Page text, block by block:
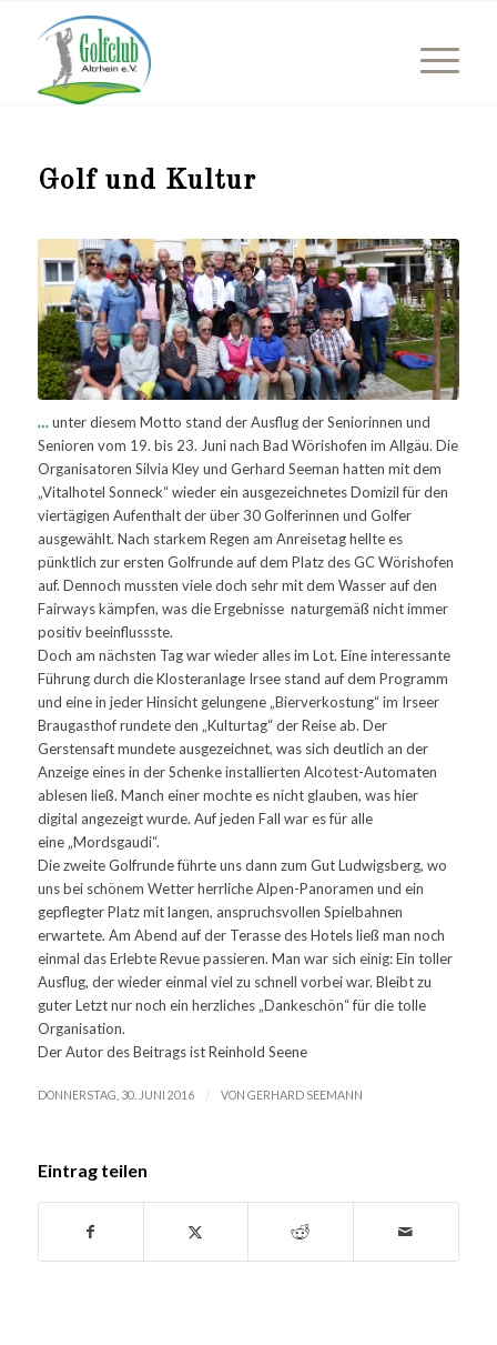
Golf und Kultur
…unter diesem Motto stand der Ausflug der Seniorinnen und
Senioren vom 19. bis 23. Juni nach Bad Wörishofen im Allgäu. Die
Organisatoren Silvia Kley und Gerhard Seeman hatten mit dem
„Vitalhotel Sonneck“ wieder ein ausgezeichnetes Domizil für den
viertägigen Aufenthalt der über 30 Golferinnen und Golfer
ausgewählt. Nach starkem Regen am Anreisetag hellte es
pünktlich zur ersten Golfrunde auf dem Platz des GC Wörishofen
auf. Dennoch mussten viele doch sehr mit dem Wasser auf den
Fairways kämpfen, was die Ergebnisse naturgemäß nicht immer
positiv beeinflussste.
Doch am nächsten Tag war wieder alles im Lot. Eine interessante
Führung durch die Klosteranlage Irsee stand auf dem Programm
und eine in jeder Hinsicht gelungene „Bierverkostung“ im Irseer
Braugasthof rundete den „Kulturtag“ der Reise ab. Der
Gerstensaft mundete ausgezeichnet, was sich deutlich an der
Anzeige eines in der Schenke installierten Alcotest-Automaten
ablesen ließ. Manch einer mochte es nicht glauben, was hier
digital angezeigt wurde. Auf jeden Fall war es für alle
eine „Mordsgaudi“.
Die zweite Golfrunde führte uns dann zum Gut Ludwigsberg, wo
uns bei schönem Wetter herrliche Alpen-Panoramen und ein
gepflegter Platz mit langen, anspruchsvollen Spielbahnen
erwartete. Am Abend auf der Terasse des Hotels ließ man noch
einmal das Erlebte Revue passieren. Man war sich einig: Ein toller
Ausflug, der wieder einmal viel zu schnell vorbei war. Bleibt zu
guter Letzt nur noch ein herzliches „Dankeschön“ für die tolle
Organisation.
Der Autor des Beitrags ist Reinhold Seene
DONNERSTAG, 30. JUNI 2016 / VON GERHARD SEEMANN
Eintrag teilen